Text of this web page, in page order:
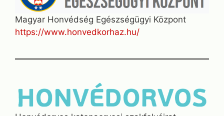
Magyar Honvédség Egészségügyi Központ
https://www.honvedkorhaz.hu/